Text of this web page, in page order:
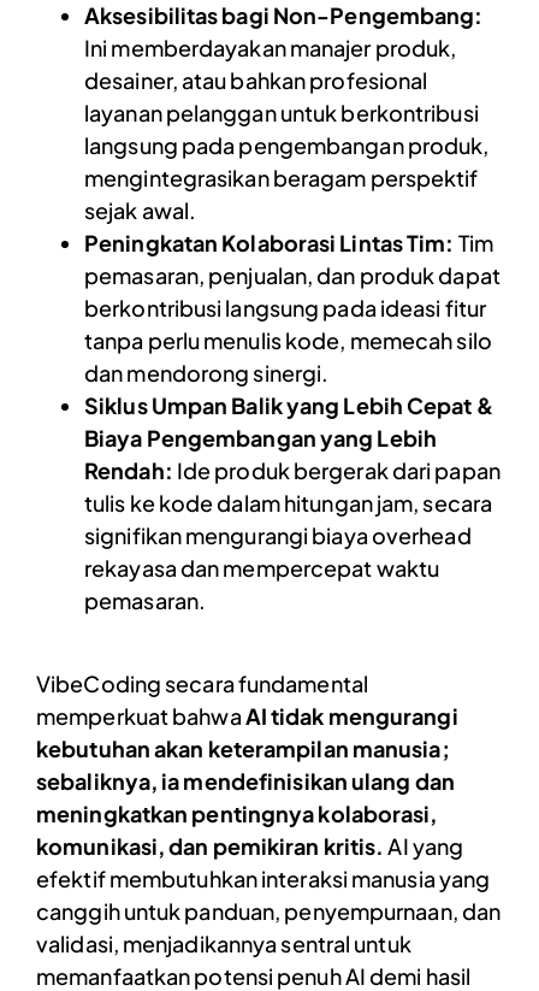
Aksesibilitas bagi Non-Pengembang:
Ini memberdayakan manajer produk,
desainer, atau bahkan profesional
layanan pelanggan untuk berkontribusi
langsung pada pengembangan produk,
mengintegrasikan beragam perspektif
sejak awal.
Peningkatan Kolaborasi Lintas Tim: Tim
pemasaran, penjualan, dan produk dapat
berkontribusi langsung pada ideasi fitur
tanpa perlu menulis kode, memecah silo
dan mendorong sinergi.
Siklus Umpan Balik yang Lebih Cepat &
Biaya Pengembangan yang Lebih
Rendah: Ide produk bergerak dari papan
tulis ke kode dalam hitungan jam, secara
signifikan mengurangi biaya overhead
rekayasa dan mempercepat waktu
pemasaran.
VibeCoding secara fundamental
memperkuat bahwa AI tidak mengurangi
kebutuhan akan keterampilan manusia;
sebaliknya, ia mendefinisikan ulang dan
meningkatkan pentingnya kolaborasi,
komunikasi, dan pemikiran kritis. AI yang
efektif membutuhkan interaksi manusia yang
canggih untuk panduan, penyempurnaan, dan
validasi, menjadikannya sentral untuk
memanfaatkan potensi penuh AI demi hasil